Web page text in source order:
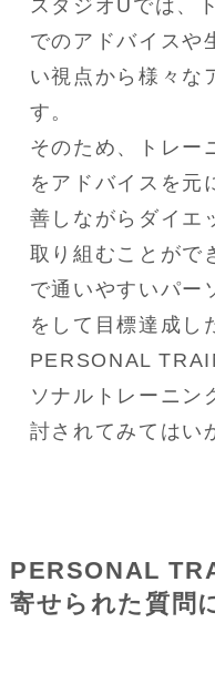
スタジオUでは、
でのアドバイスや
い視点から様々な
す。
そのため、トレー
をアドバイスを元
善しながらダイエ
取り組むことがで
で通いやすいパー
をして目標達成し
PERSONAL
ソナルトレーニン
討されてみてはい
PERSONAL
寄せられた質問